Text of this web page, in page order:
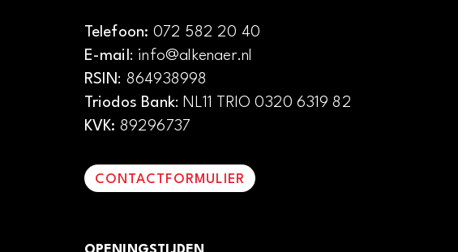
Telefoon: 072 582 20 40
E-mail: info@alkenaer.nl
RSIN: 864938998
Triodos Bank: NL11 TRIO 0320 6319 82
KVK: 89296737
CONTACTFORMULIER